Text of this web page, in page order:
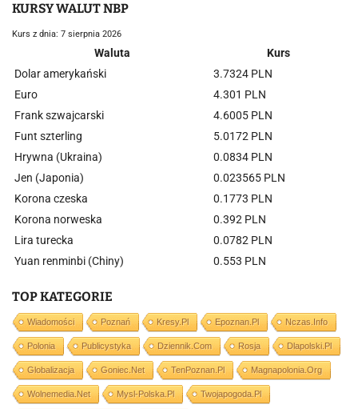
KURSY WALUT NBP
Kurs z dnia: 7 sierpnia 2026
Waluta
Kurs
Dolar amerykański
3.7324 PLN
Euro
4.301 PLN
Frank szwajcarski
4.6005 PLN
Funt szterling
5.0172 PLN
Hrywna (Ukraina)
0.0834 PLN
Jen (Japonia)
0.023565 PLN
Korona czeska
0.1773 PLN
Korona norweska
0.392 PLN
Lira turecka
0.0782 PLN
Yuan renminbi (Chiny)
0.553 PLN
TOP KATEGORIE
Wiadomości Poznań Kresy.pl Epoznan.pl Nczas.info
Polonia Publicystyka Dziennik.com Rosja Dlapolski.pl
Globalizacja Goniec.net TenPoznan.pl Magnapolonia.org
Wolnemedia.net Mysl-Polska.pl Twojapogoda.pl